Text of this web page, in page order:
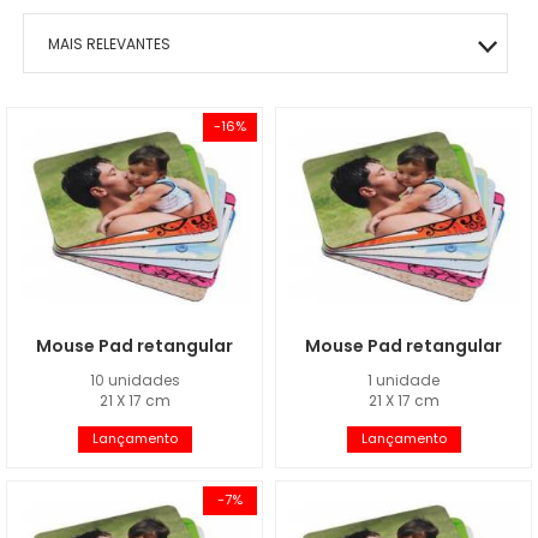
MAIS RELEVANTES
MENOR PREÇO
MAIOR PREÇO
-16%
10 unidades
21 X 17 cm
Mouse Pad retangular
Lançamento
1 unidade
21 X 17 cm
Mouse Pad retangular
Lançamento
-7%